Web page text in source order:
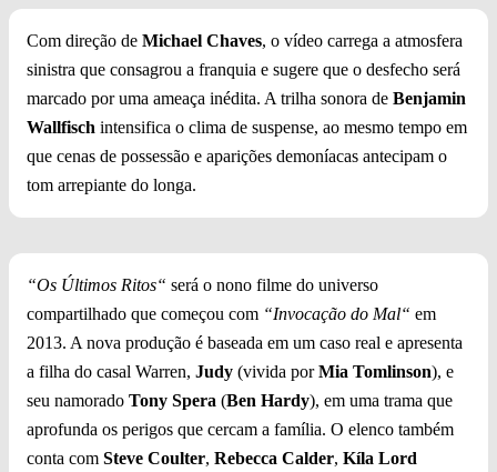
Com direção de Michael Chaves, o vídeo carrega a atmosfera
sinistra que consagrou a franquia e sugere que o desfecho será
marcado por uma ameaça inédita. A trilha sonora de Benjamin
Wallfisch intensifica o clima de suspense, ao mesmo tempo em
que cenas de possessão e aparições demoníacas antecipam o
tom arrepiante do longa.
“Os Últimos Ritos“ será o nono filme do universo
compartilhado que começou com “Invocação do Mal“ em
2013. A nova produção é baseada em um caso real e apresenta
a filha do casal Warren, Judy (vivida porMia Tomlinson), e
seu namorado Tony Spera (Ben Hardy), em uma trama que
aprofunda os perigos que cercam a família. O elenco também
conta com Steve Coulter, Rebecca Calder, Kíla Lord